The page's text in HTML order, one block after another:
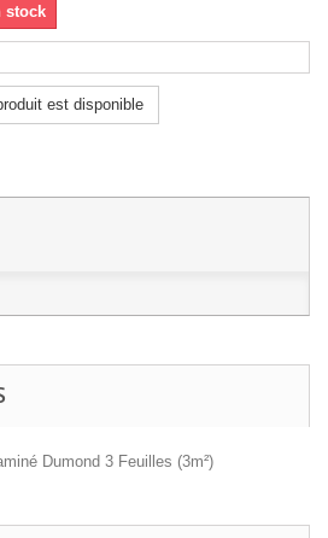
stock
est disponible
Dumond 3 Feuilles (3m²)